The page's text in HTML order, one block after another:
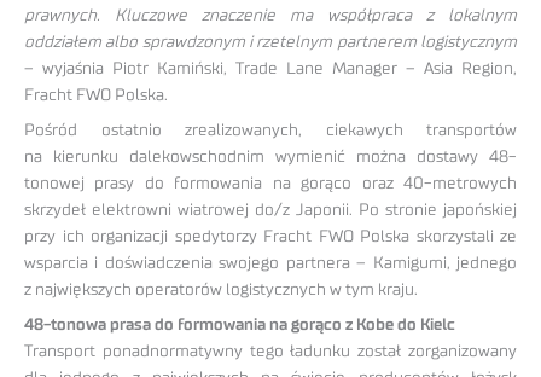
prawnych. Kluczowe znaczenie ma współpraca z lokalnym
oddziałem albo sprawdzonym i rzetelnym partnerem logistycznym
– wyjaśnia Piotr Kamiński, Trade Lane Manager – Asia Region,
Fracht FWO Polska.
Pośród ostatnio zrealizowanych, ciekawych transportów
na kierunku dalekowschodnim wymienić można dostawy 48-
tonowej prasy do formowania na gorąco oraz 40-metrowych
skrzydeł elektrowni wiatrowej do/z Japonii. Po stronie japońskiej
przy ich organizacji spedytorzy Fracht FWO Polska skorzystali ze
wsparcia i doświadczenia swojego partnera – Kamigumi, jednego
z największych operatorów logistycznych w tym kraju.
48-tonowa prasa do formowania na gorąco z Kobe do Kielc
Transport ponadnormatywny tego ładunku został zorganizowany